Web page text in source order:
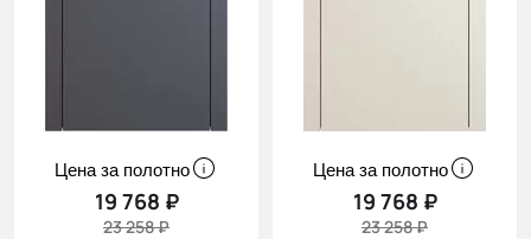
Цена за полотно
19 768 ₽
23 258 ₽
Цена за полотно
19 768 ₽
23 258 ₽